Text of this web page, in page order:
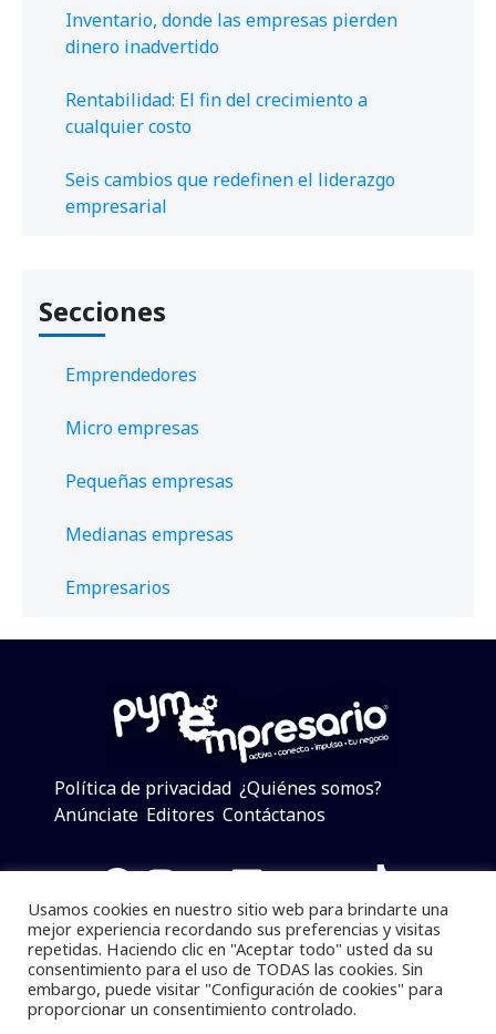
Inventario, donde las empresas pierden
dinero inadvertido
Rentabilidad: El fin del crecimiento a
cualquier costo
Seis cambios que redefinen el liderazgo
empresarial
Secciones
Emprendedores
Micro empresas
Pequeñas empresas
Medianas empresas
Empresarios
Política de privacidad ¿Quiénes somos?
Anúnciate Editores Contáctanos
Facebook
Instagram
Twitter
LinkedIn
Telegram
YouTube
TikTok
Pymempresario © 2025 Todos los derechos reservados.
Se prohibe el uso de la información total o parcial sin
Usamos cookies en nuestro sitio web para brindarte una
mejor experiencia recordando sus preferencias y visitas
repetidas. Haciendo clic en "Aceptar todo" usted da su
consentimiento para el uso de TODAS las cookies. Sin
embargo, puede visitar "Configuración de cookies" para
proporcionar un consentimiento controlado.